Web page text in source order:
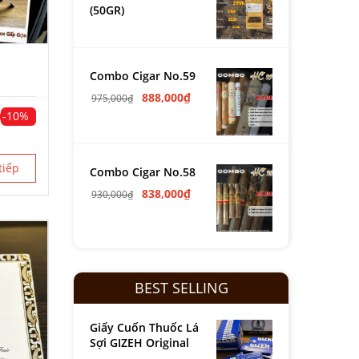
-10%
(50GR)
Combo Cigar No.59
975,000₫ 888,000₫
Combo Cigar No.58
930,000₫ 838,000₫
BEST SELLING
Giấy Cuốn Thuốc Lá
Sợi GIZEH Original